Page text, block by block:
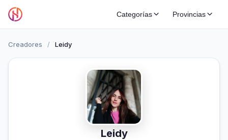
Categorías Provincias
Creadores / Leidy
Leidy